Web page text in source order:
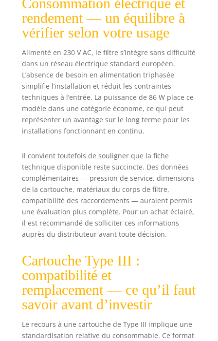
rendement — un équilibre à
vérifier selon votre usage
Alimenté en 230 V AC, le filtre s’intègre sans difficulté
dans un réseau électrique standard européen.
L’absence de besoin en alimentation triphasée
simplifie l’installation et réduit les contraintes
techniques à l’entrée. La puissance de 86 W place ce
modèle dans une catégorie économe, ce qui peut
représenter un avantage sur le long terme pour les
installations fonctionnant en continu.
Il convient toutefois de souligner que la fiche
technique disponible reste succincte. Des données
complémentaires — pression de service, dimensions
de la cartouche, matériaux du corps de filtre,
compatibilité des raccordements — auraient permis
une évaluation plus complète. Pour un achat éclairé,
il est recommandé de solliciter ces informations
auprès du distributeur avant toute décision.
Cartouche Type III :
compatibilité et
remplacement — ce qu’il faut
savoir avant d’investir
Le recours à une cartouche de Type III implique une
standardisation relative du consommable. Ce format